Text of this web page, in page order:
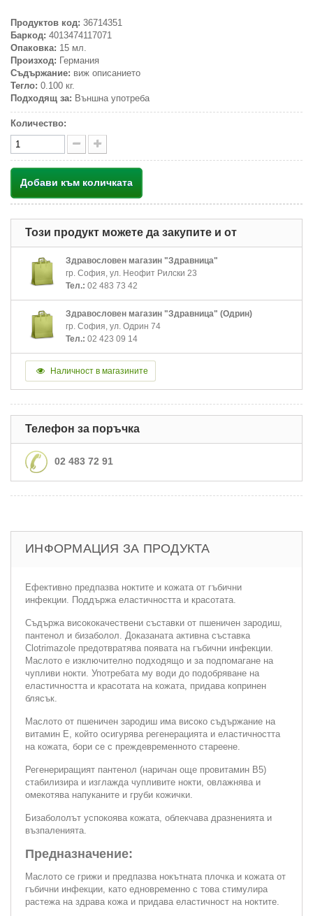
Продуктов код: 36714351
Баркод: 4013474117071
Опаковка: 15 мл.
Произход: Германия
Съдържание: виж описанието
Тегло: 0.100 кг.
Подходящ за: Външна употреба
Количество:
Добави към количката
Този продукт можете да закупите и от
Здравословен магазин "Здравница"
гр. София, ул. Неофит Рилски 23
Тел.: 02 483 73 42
Здравословен магазин "Здравница" (Одрин)
гр. София, ул. Одрин 74
Тел.: 02 423 09 14
Наличност в магазините
Телефон за поръчка
02 483 72 91
ИНФОРМАЦИЯ ЗА ПРОДУКТА
Ефективно предпазва ноктите и кожата от гъбични
инфекции. Поддържа еластичността и красотата.
Съдържа висококачествени съставки от пшеничен зародиш,
пантенол и бизаболол. Доказаната активна съставка
Clotrimazole предотвратява появата на гъбични инфекции.
Маслото е изключително подходящо и за подпомагане на
чупливи нокти. Употребата му води до подобряване на
еластичността и красотата на кожата, придава копринен
блясък.
Маслото от пшеничен зародиш има високо съдържание на
витамин Е, който осигурява регенерацията и еластичността
на кожата, бори се с преждевременното стареене.
Регенериращият пантенол (наричан още провитамин В5)
стабилизира и изглажда чупливите нокти, овлажнява и
омекотява напуканите и груби кожички.
Бизабололът успокоява кожата, облекчава дразненията и
възпаленията.
Предназначение:
Маслото се грижи и предпазва нокътната плочка и кожата от
гъбични инфекции, като едновременно с това стимулира
растежа на здрава кожа и придава еластичност на ноктите.